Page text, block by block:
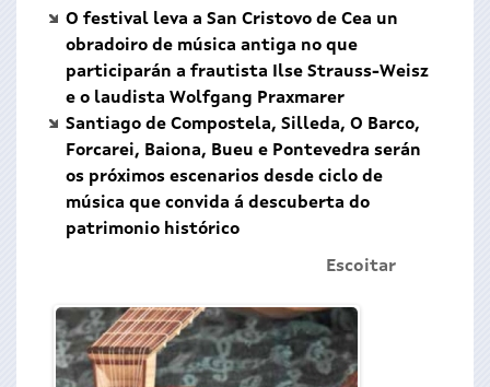
O festival leva a San Cristovo de Cea un
obradoiro de música antiga no que
participarán a frautista Ilse Strauss-Weisz
e o laudista Wolfgang Praxmarer
Santiago de Compostela, Silleda, O Barco,
Forcarei, Baiona, Bueu e Pontevedra serán
os próximos escenarios desde ciclo de
música que convida á descuberta do
patrimonio histórico
Escoitar